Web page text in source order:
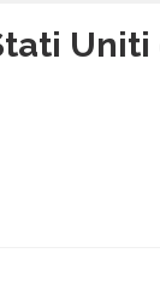
Uniti